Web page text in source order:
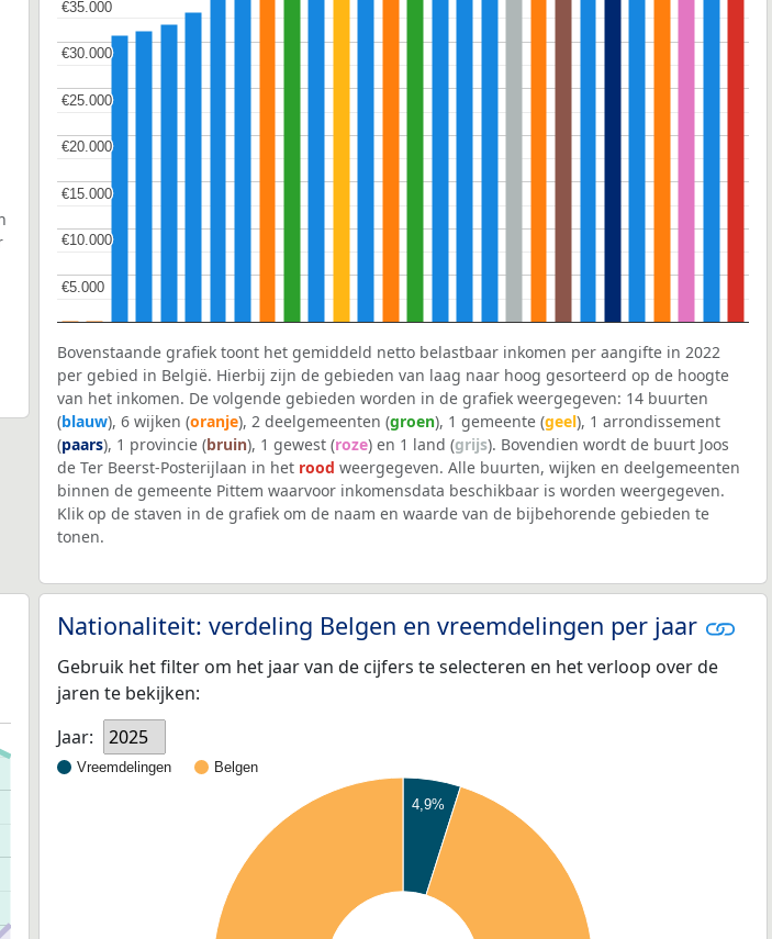
€5.000
€5.000
€10.000
€10.000
€15.000
€15.000
€20.000
€20.000
€25.000
€25.000
€30.000
€30.000
€35.000
€35.000
Bovenstaande grafiek toont het gemiddeld netto belastbaar inkomen per aangifte in 2022
per gebied in België. Hierbij zijn de gebieden van laag naar hoog gesorteerd op de hoogte
van het inkomen. De volgende gebieden worden in de grafiek weergegeven: 14 buurten
(blauw), 6 wijken (oranje), 2 deelgemeenten (groen), 1 gemeente (geel), 1 arrondissement
(paars), 1 provincie (bruin), 1 gewest (roze) en 1 land (grijs). Bovendien wordt de buurt Joos
de Ter Beerst-Posterijlaan in het rood weergegeven. Alle buurten, wijken en deelgemeenten
binnen de gemeente Pittem waarvoor inkomensdata beschikbaar is worden weergegeven.
Klik op de staven in de grafiek om de naam en waarde van de bijbehorende gebieden te
tonen.
Nationaliteit: verdeling Belgen en vreemdelingen per jaar
Gebruik het filter om het jaar van de cijfers te selecteren en het verloop over de
jaren te bekijken:
Jaar:
2025
Vreemdelingen Belgen
4,9%